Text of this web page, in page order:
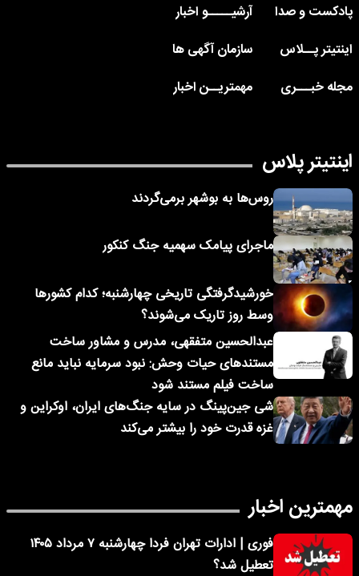
پادکست و صدا
آرشیـــــو اخبار
اینتیتر پــلاس
سازمان آگهی ها
مجله خبـــری
مهمتریــن اخبار
اینتیتر پلاس
روس‌ها به بوشهر برمی‌گردند
ماجرای پیامک‌ سهمیه جنگ کنکور
خورشیدگرفتگی تاریخی چهارشنبه؛ کدام کشورها
وسط روز تاریک می‌شوند؟
عبدالحسین متفقهی، مدرس و مشاور ساخت
مستندهای حیات وحش: نبود سرمایه نباید مانع
ساخت فیلم مستند شود
شی جین‌پینگ در سایه جنگ‌های ایران، اوکراین و
غزه قدرت خود را بیشتر می‌کند
مهمترین اخبار
فوری | ادارات تهران فردا چهارشنبه ۷ مرداد ۱۴۰۵
تعطیل شد؟